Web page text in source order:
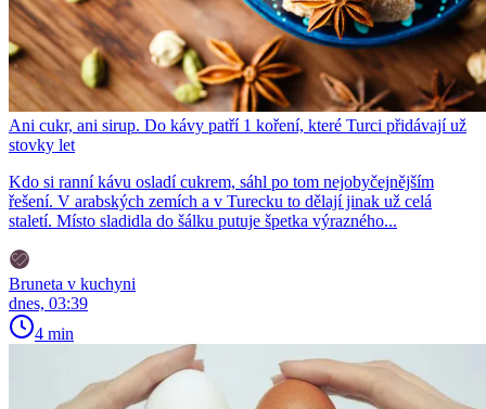
Ani cukr, ani sirup. Do kávy patří 1 koření, které Turci přidávají už
stovky let
Kdo si ranní kávu osladí cukrem, sáhl po tom nejobyčejnějším
řešení. V arabských zemích a v Turecku to dělají jinak už celá
staletí. Místo sladidla do šálku putuje špetka výrazného...
Bruneta v kuchyni
dnes, 03:39
4 min